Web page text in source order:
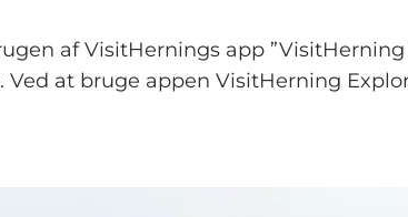
af VisitHernings app
Ved at bruge appen VisitHerning